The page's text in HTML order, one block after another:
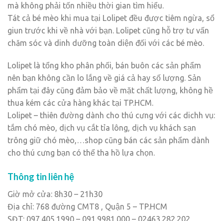
mà không phải tốn nhiều thời gian tìm hiểu.
Tát cả bé mèo khi mua tại Lolipet đều được tiêm ngừa, sổ
giun trước khi về nhà với bạn. Lolipet cũng hỗ trợ tư vấn
chăm sóc và dinh dưỡng toàn diện đối với các bé mèo.
Lolipet là tổng kho phân phối, bán buôn các sản phẩm
nên bạn không cần lo lắng về giá cả hay số lượng. Sản
phẩm tại đây cũng đảm bảo về mặt chất lượng, không hề
thua kém các cửa hàng khác tại TP.HCM.
Lolipet – thiên đường dành cho thú cưng với các dichh vụ:
tắm chó mèo, dịch vụ cắt tỉa lông, dịch vụ khách sạn
trông giữ chó mèo,…shop cũng bán các sản phẩm dành
cho thú cưng bạn có thể tha hồ lựa chọn.
Thông tin liên hệ
Giờ mở cửa: 8h30 – 21h30
Địa chỉ: 768 đường CMT8 , Quận 5 – TP.HCM
SĐT: 097.405.1990 – 091.9981.000 – 02463.282.202